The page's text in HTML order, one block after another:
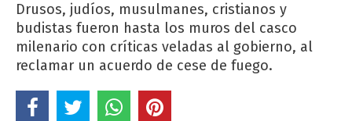
Drusos, judíos, musulmanes, cristianos y
budistas fueron hasta los muros del casco
milenario con críticas veladas al gobierno, al
reclamar un acuerdo de cese de fuego.